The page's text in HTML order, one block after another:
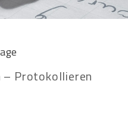
– Protokollieren